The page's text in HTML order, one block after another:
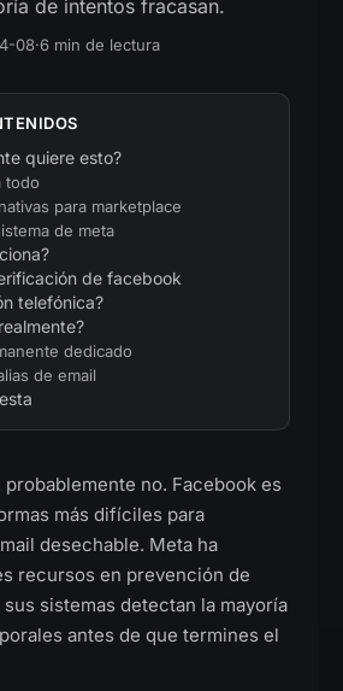
de intentos fracasan.
08·6 min de lectura
quiere esto?
todo
para marketplace
de meta
de facebook
telefónica?
dedicado
de email
probablemente no. Facebook es
más difíciles para
desechable. Meta ha
recursos en prevención de
sistemas detectan la mayoría
antes de que termines el